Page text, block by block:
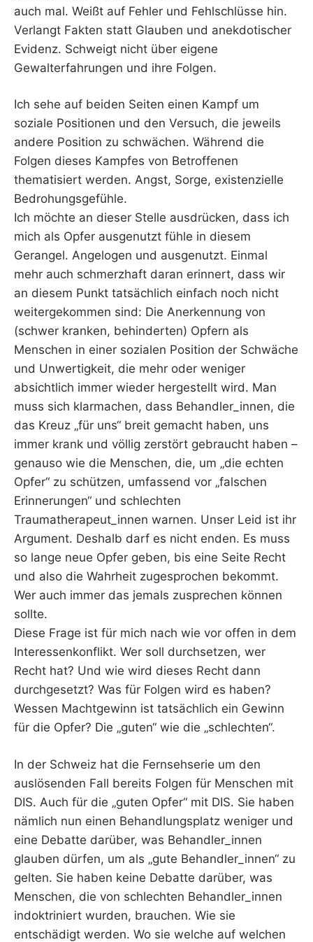
auch mal. Weißt auf Fehler und Fehlschlüsse hin.
Verlangt Fakten statt Glauben und anekdotischer
Evidenz. Schweigt nicht über eigene
Gewalterfahrungen und ihre Folgen.
Ich sehe auf beiden Seiten einen Kampf um
soziale Positionen und den Versuch, die jeweils
andere Position zu schwächen. Während die
Folgen dieses Kampfes von Betroffenen
thematisiert werden. Angst, Sorge, existenzielle
Bedrohungsgefühle.
Ich möchte an dieser Stelle ausdrücken, dass ich
mich als Opfer ausgenutzt fühle in diesem
Gerangel. Angelogen und ausgenutzt. Einmal
mehr auch schmerzhaft daran erinnert, dass wir
an diesem Punkt tatsächlich einfach noch nicht
weitergekommen sind: Die Anerkennung von
(schwer kranken, behinderten) Opfern als
Menschen in einer sozialen Position der Schwäche
und Unwertigkeit, die mehr oder weniger
absichtlich immer wieder hergestellt wird. Man
muss sich klarmachen, dass Behandler_innen, die
das Kreuz „für uns“ breit gemacht haben, uns
immer krank und völlig zerstört gebraucht haben –
genauso wie die Menschen, die, um „die echten
Opfer“ zu schützen, umfassend vor „falschen
Erinnerungen“ und schlechten
Traumatherapeut_innen warnen. Unser Leid ist ihr
Argument. Deshalb darf es nicht enden. Es muss
so lange neue Opfer geben, bis eine Seite Recht
und also die Wahrheit zugesprochen bekommt.
Wer auch immer das jemals zusprechen können
sollte.
Diese Frage ist für mich nach wie vor offen in dem
Interessenkonflikt. Wer soll durchsetzen, wer
Recht hat? Und wie wird dieses Recht dann
durchgesetzt? Was für Folgen wird es haben?
Wessen Machtgewinn ist tatsächlich ein Gewinn
für die Opfer? Die „guten“ wie die „schlechten“.
In der Schweiz hat die Fernsehserie um den
auslösenden Fall bereits Folgen für Menschen mit
DIS. Auch für die „guten Opfer“ mit DIS. Sie haben
nämlich nun einen Behandlungsplatz weniger und
eine Debatte darüber, was Behandler_innen
glauben dürfen, um als „gute Behandler_innen“ zu
gelten. Sie haben keine Debatte darüber, was
Menschen, die von schlechten Behandler_innen
indoktriniert wurden, brauchen. Wie sie
entschädigt werden. Wo sie welche auf welchen